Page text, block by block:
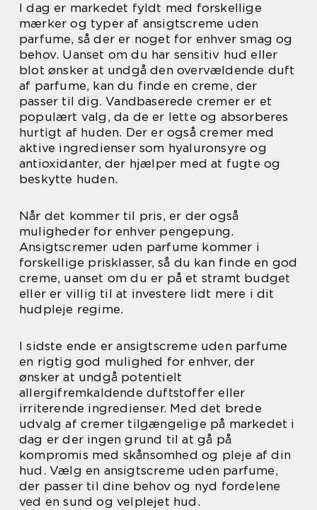
I dag er markedet fyldt med forskellige
mærker og typer af ansigtscreme uden
parfume, så der er noget for enhver smag og
behov. Uanset om du har sensitiv hud eller
blot ønsker at undgå den overvældende duft
af parfume, kan du finde en creme, der
passer til dig. Vandbaserede cremer er et
populært valg, da de er lette og absorberes
hurtigt af huden. Der er også cremer med
aktive ingredienser som hyaluronsyre og
antioxidanter, der hjælper med at fugte og
beskytte huden.
Når det kommer til pris, er der også
muligheder for enhver pengepung.
Ansigtscremer uden parfume kommer i
forskellige prisklasser, så du kan finde en god
creme, uanset om du er på et stramt budget
eller er villig til at investere lidt mere i dit
hudpleje regime.
I sidste ende er ansigtscreme uden parfume
en rigtig god mulighed for enhver, der
ønsker at undgå potentielt
allergifremkaldende duftstoffer eller
irriterende ingredienser. Med det brede
udvalg af cremer tilgængelige på markedet i
dag er der ingen grund til at gå på
kompromis med skånsomhed og pleje af din
hud. Vælg en ansigtscreme uden parfume,
der passer til dine behov og nyd fordelene
ved en sund og velplejet hud.